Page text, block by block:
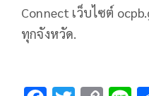
Connect เว็บไซต์
ทุกจังหวัด.